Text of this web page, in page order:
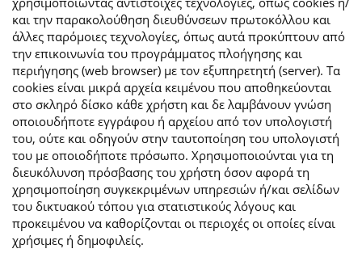
και την παρακολούθηση διευθύνσεων πρωτοκόλλου και
άλλες παρόμοιες τεχνολογίες, όπως αυτά προκύπτουν από
την επικοινωνία του προγράμματος πλοήγησης και
περιήγησης (web browser) με τον εξυπηρετητή (server). Τα
cookies είναι μικρά αρχεία κειμένου που αποθηκεύονται
στο σκληρό δίσκο κάθε χρήστη και δε λαμβάνουν γνώση
οποιουδήποτε εγγράφου ή αρχείου από τον υπολογιστή
του, ούτε και οδηγούν στην ταυτοποίηση του υπολογιστή
του με οποιοδήποτε πρόσωπο. Χρησιμοποιούνται για τη
διευκόλυνση πρόσβασης του χρήστη όσον αφορά τη
χρησιμοποίηση συγκεκριμένων υπηρεσιών ή/και σελίδων
του δικτυακού τόπου για στατιστικούς λόγους και
προκειμένου να καθορίζονται οι περιοχές οι οποίες είναι
χρήσιμες ή δημοφιλείς.